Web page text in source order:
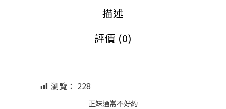
描述
評價 (0)
瀏覽： 228
正妹通常不好約